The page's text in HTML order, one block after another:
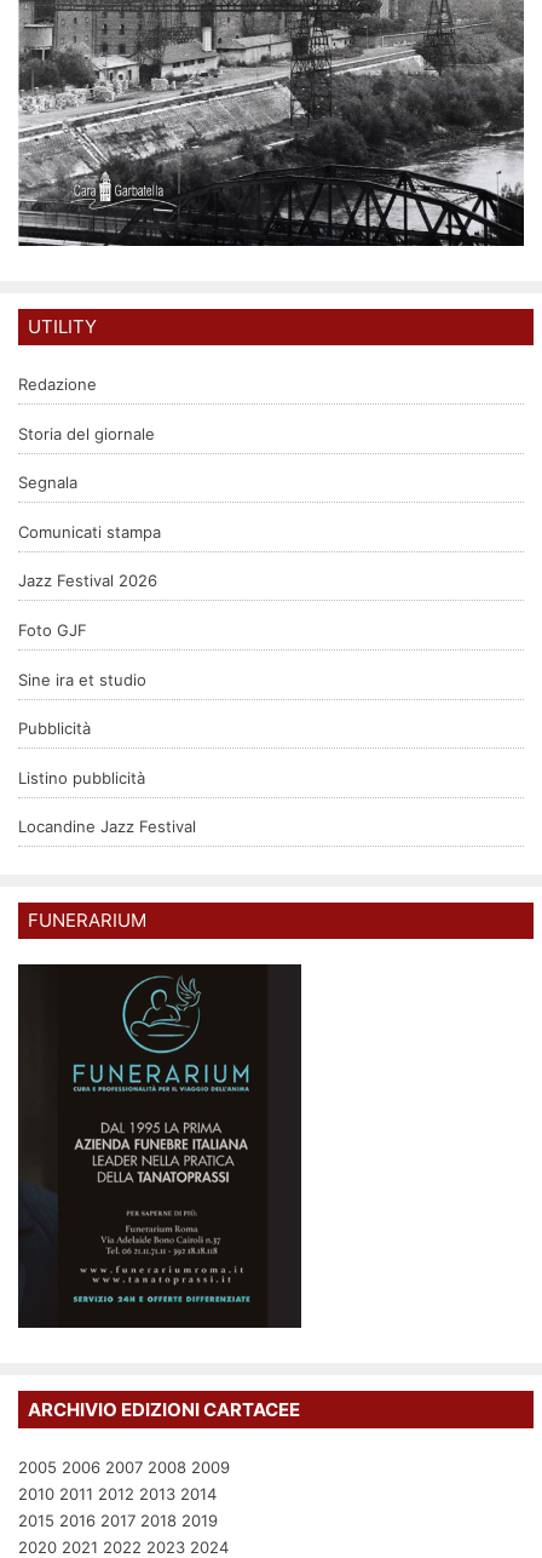
UTILITY
Redazione
Storia del giornale
Segnala
Comunicati stampa
Jazz Festival 2026
Foto GJF
Sine ira et studio
Pubblicità
Listino pubblicità
Locandine Jazz Festival
FUNERARIUM
ARCHIVIO EDIZIONI CARTACEE
2005 2006 2007 2008 2009
2010 2011 2012 2013 2014
2015 2016 2017 2018 2019
2020 2021 2022 2023 2024